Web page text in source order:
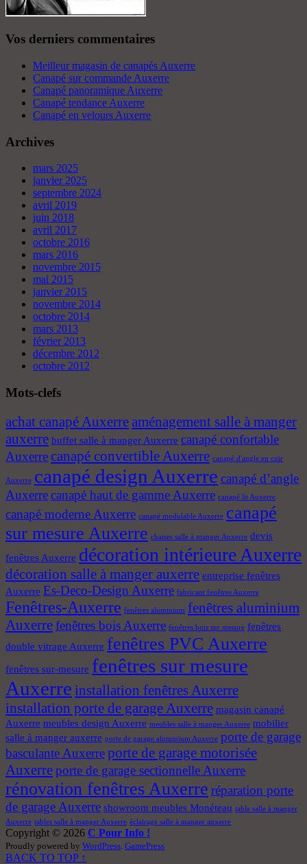
Vos derniers commentaires
Meilleur magasin de canapés Auxerre
Canapé sur commande Auxerre
Canapé panoramique Auxerre
Canapé tendance Auxerre
Canapé en velours Auxerre
Archives
mars 2025
janvier 2025
septembre 2024
avril 2019
juin 2018
avril 2017
octobre 2016
mars 2016
novembre 2015
mai 2015
janvier 2015
novembre 2014
octobre 2014
mars 2013
février 2013
décembre 2012
octobre 2012
Mots-clefs
achat canapé Auxerreaménagement salle à manger
auxerre buffet salle à manger Auxerre canapé confortable
Auxerrecanapé convertible Auxerre canapé d'angle en cuir
Auxerre canapé design Auxerre canapé d’angle
Auxerrecanapé haut de gamme Auxerre canapé lit Auxerre
canapé moderne Auxerre canapé modulable Auxerre canapé
sur mesure Auxerre chaises salle à manger Auxerre devis
fenêtres Auxerre décoration intérieure Auxerre
décoration salle à manger auxerre entreprise fenêtres
Auxerre Es-Deco-Design Auxerre fabricant fenêtres Auxerre
Fenêtres-Auxerre fenêtres aluminium fenêtres aluminium
Auxerrefenêtres bois Auxerre fenêtres bois sur mesure fenêtres
double vitrage Auxerre fenêtres PVC Auxerre
fenêtres sur-mesure fenêtres sur mesure
Auxerre installation fenêtres Auxerre
installation porte de garage Auxerre magasin canapé
Auxerre meubles design Auxerre meubles salle à manger Auxerre mobilier
salle à manger auxerre porte de garage aluminium Auxerre porte de garage
basculante Auxerreporte de garage motorisée
Auxerreporte de garage sectionnelle Auxerre
rénovation fenêtres Auxerre réparation porte
de garage Auxerre showroom meubles Monéteau table salle à manger
Auxerre tables salle à manger Auxerre éclairage salle à manger auxerre
Copyright © 2026 C Pour Info !
Proudly powered by WordPress GamePress
BACK TO TOP ↑